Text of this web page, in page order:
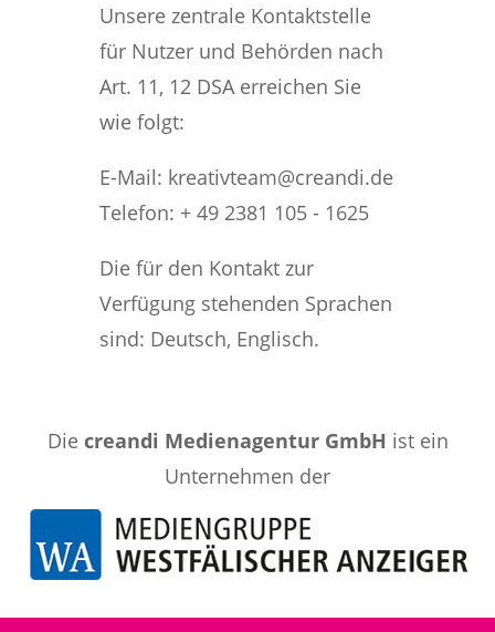
Unsere zentrale Kontaktstelle
für Nutzer und Behörden nach
Art. 11, 12 DSA erreichen Sie
wie folgt:
E-Mail: kreativteam@creandi.de
Telefon: + 49 2381 105 - 1625
Die für den Kontakt zur
Verfügung stehenden Sprachen
sind: Deutsch, Englisch.
Die creandi Medienagentur GmbH ist ein
Unternehmen der